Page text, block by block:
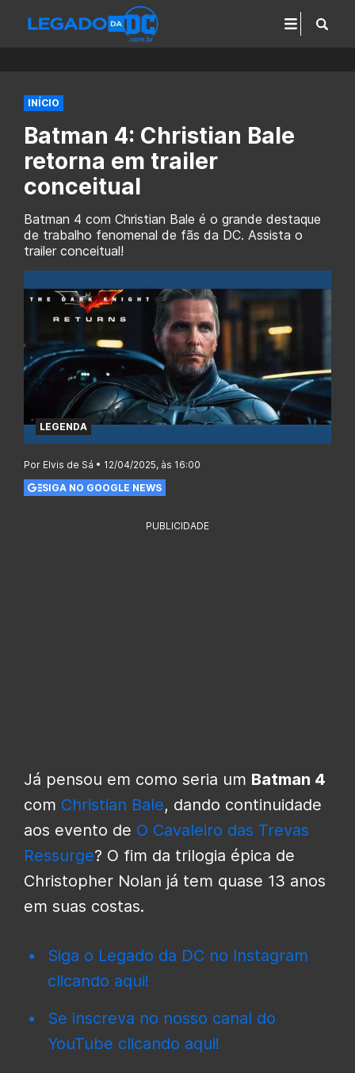
INÍCIO
Batman 4: Christian Bale
retorna em trailer
conceitual
Batman 4 com Christian Bale é o grande destaque
de trabalho fenomenal de fãs da DC. Assista o
trailer conceitual!
LEGENDA
Por Elvis de Sá • 12/04/2025, às 16:00
SIGA NO GOOGLE NEWS
PUBLICIDADE
Já pensou em como seria um Batman 4
com Christian Bale, dando continuidade
aos evento de O Cavaleiro das Trevas
Ressurge? O fim da trilogia épica de
Christopher Nolan já tem quase 13 anos
em suas costas.
Siga o Legado da DC no Instagram
clicando aqui!
Se inscreva no nosso canal do
YouTube clicando aqui!